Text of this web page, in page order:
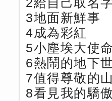
2給自己取名
3地面新鮮事
4成為彩紅
5小塵埃大使
6熱鬧的地下
7值得尊敬的
8看見我的驕